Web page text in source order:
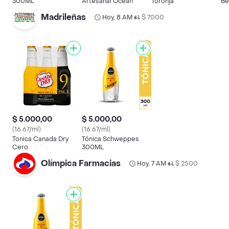
Madrileñas Hoy, 8 AM• $ 7000
$ 5.000,00
(16.67/ml)
Tonica Canada Dry
Cero
$ 5.000,00
(16.67/ml)
Tónica Schweppes
300ML
Olímpica Farmacias Hoy, 7 AM• $ 2500